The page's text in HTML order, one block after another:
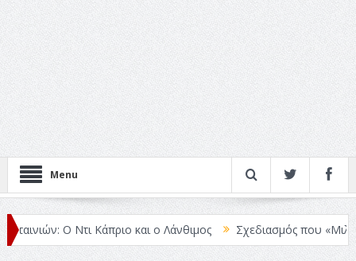
Menu
Ο Ντι Κάπριο και ο Λάνθιμος Σχεδιασμός που «Μιλάει»